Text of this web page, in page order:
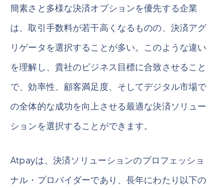
簡素さと多様な決済オプションを優先する企業
は、取引手数料が若干高くなるものの、決済アグ
リゲータを選択することが多い。このような違い
を理解し、貴社のビジネス目標に合致させること
で、効率性、顧客満足度、そしてデジタル市場で
の全体的な成功を向上させる最適な決済ソリュー
ションを選択することができます。
Atpayは、決済ソリューションのプロフェッショ
ナル・プロバイダーであり、長年にわたり以下の